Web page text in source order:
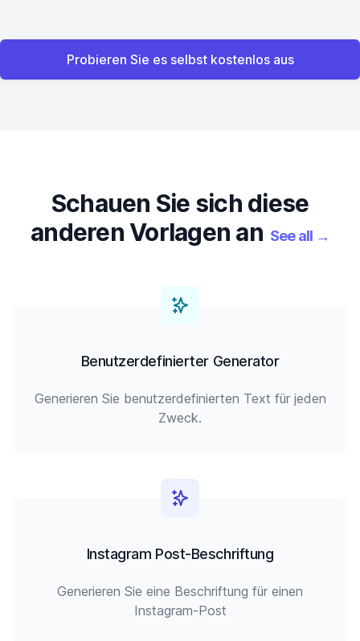
Probieren Sie es selbst kostenlos aus
Schauen Sie sich diese
anderen Vorlagen an See all →
Benutzerdefinierter Generator
Generieren Sie benutzerdefinierten Text für jeden
Zweck.
Instagram Post-Beschriftung
Generieren Sie eine Beschriftung für einen
Instagram-Post